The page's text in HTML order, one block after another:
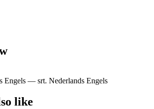
Engels — srt. Nederlands Engels
like